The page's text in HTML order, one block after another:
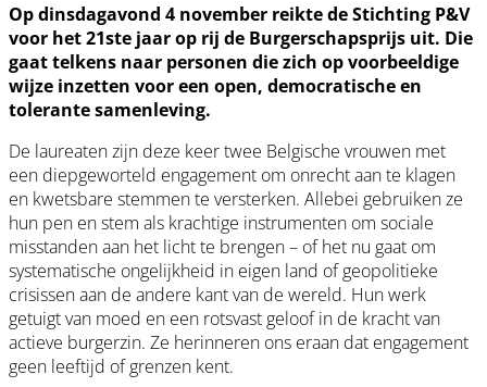
Op dinsdagavond 4 november reikte de Stichting P&V
voor het 21ste jaar op rij de Burgerschapsprijs uit. Die
gaat telkens naar personen die zich op voorbeeldige
wijze inzetten voor een open, democratische en
tolerante samenleving.
De laureaten zijn deze keer twee Belgische vrouwen met
een diepgeworteld engagement om onrecht aan te klagen
en kwetsbare stemmen te versterken. Allebei gebruiken ze
hun pen en stem als krachtige instrumenten om sociale
misstanden aan het licht te brengen – of het nu gaat om
systematische ongelijkheid in eigen land of geopolitieke
crisissen aan de andere kant van de wereld. Hun werk
getuigt van moed en een rotsvast geloof in de kracht van
actieve burgerzin. Ze herinneren ons eraan dat engagement
geen leeftijd of grenzen kent.